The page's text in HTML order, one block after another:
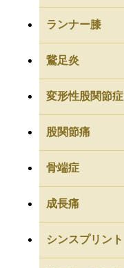
ランナー膝
鵞足炎
変形性股関節症
股関節痛
骨端症
成長痛
シンスプリント